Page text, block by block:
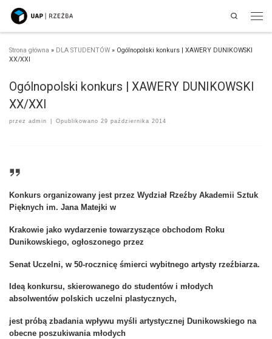
Przejdź do treści
Search
Strona główna » DLA STUDENTÓW » Ogólnopolski konkurs | XAWERY DUNIKOWSKI
XX/XXI
Ogólnopolski konkurs | XAWERY DUNIKOWSKI
XX/XXI
przez admin Opublikowano 29 października 2014
Konkurs organizowany jest przez Wydział Rzeźby Akademii Sztuk
Pięknych im. Jana Matejki w
Krakowie jako wydarzenie towarzyszące obchodom Roku
Dunikowskiego, ogłoszonego przez
Senat Uczelni, w 50-rocznicę śmierci wybitnego artysty rzeźbiarza.
Ideą konkursu, skierowanego do studentów i młodych
absolwentów polskich uczelni plastycznych,
jest próbą zbadania wpływu myśli artystycznej Dunikowskiego na
obecne poszukiwania młodych